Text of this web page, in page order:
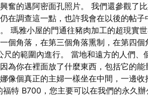
奮的邁阿密面孔照片。 我們還參觀了
在調查這一點，也許我會在以後的帖
瑪雅小屋的門通往豬肉加工的超現實
個角落，在第三個角落熏制，在第四
尺的範圍內進行。 當地和遠方的人們
為你在裡面放了什麼東西，包括它的
像個真正的主婦一樣坐在中間，一邊收
福特 B700，您主要可以在我們的永久